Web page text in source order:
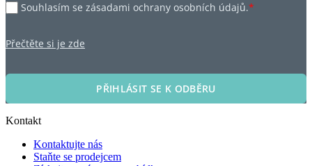
Souhlasím se zásadami ochrany osobních údajů.*
Přečtěte si je zde
PŘIHLÁSIT SE K ODBĚRU
Kontakt
Kontaktujte nás
Staňte se prodejcem